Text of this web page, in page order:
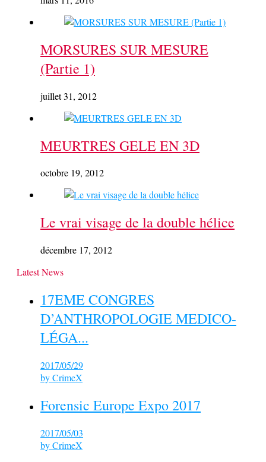
MORSURES SUR MESURE
(Partie 1)
juillet 31, 2012
MEURTRES GELE EN 3D
octobre 19, 2012
Le vrai visage de la double hélice
décembre 17, 2012
Latest News
17EME CONGRES
D’ANTHROPOLOGIE MEDICO-
LÉGA...
2017/05/29
byCrimeX
Forensic Europe Expo 2017
2017/05/03
byCrimeX